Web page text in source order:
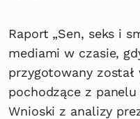
Raport „Sen, seks i
mediami w czasie,
przygotowany
pochodzące z
Wnioski z analizy